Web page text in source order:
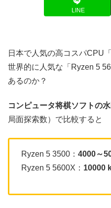
LINE
日本で人気の高コスパCPU
世界的に人気な「Ryzen 5
あるのか？
コンピュータ将棋ソフトの
局面探索数）で比較すると
Ryzen 5 3500： 4000～
Ryzen 5 5600X： 10000